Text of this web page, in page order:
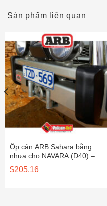
Sản phẩm liên quan
Ốp cản ARB Sahara bằng
nhựa cho NAVARA (D40) –
5138010
$205.16